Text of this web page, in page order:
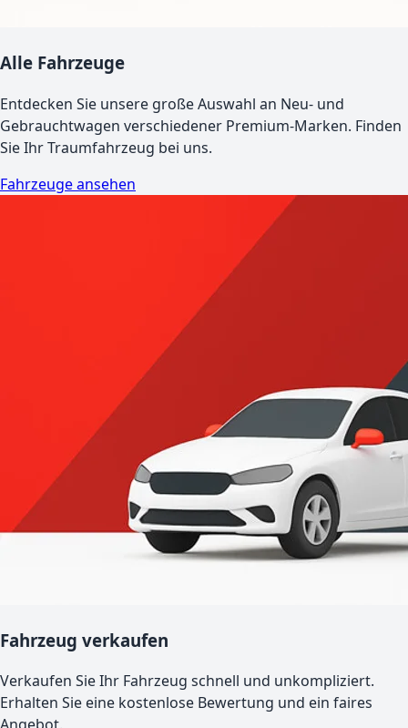
Alle Fahrzeuge
Entdecken Sie unsere große Auswahl an Neu- und
Gebrauchtwagen verschiedener Premium-Marken. Finden
Sie Ihr Traumfahrzeug bei uns.
Fahrzeuge ansehen
Fahrzeug verkaufen
Verkaufen Sie Ihr Fahrzeug schnell und unkompliziert.
Erhalten Sie eine kostenlose Bewertung und ein faires